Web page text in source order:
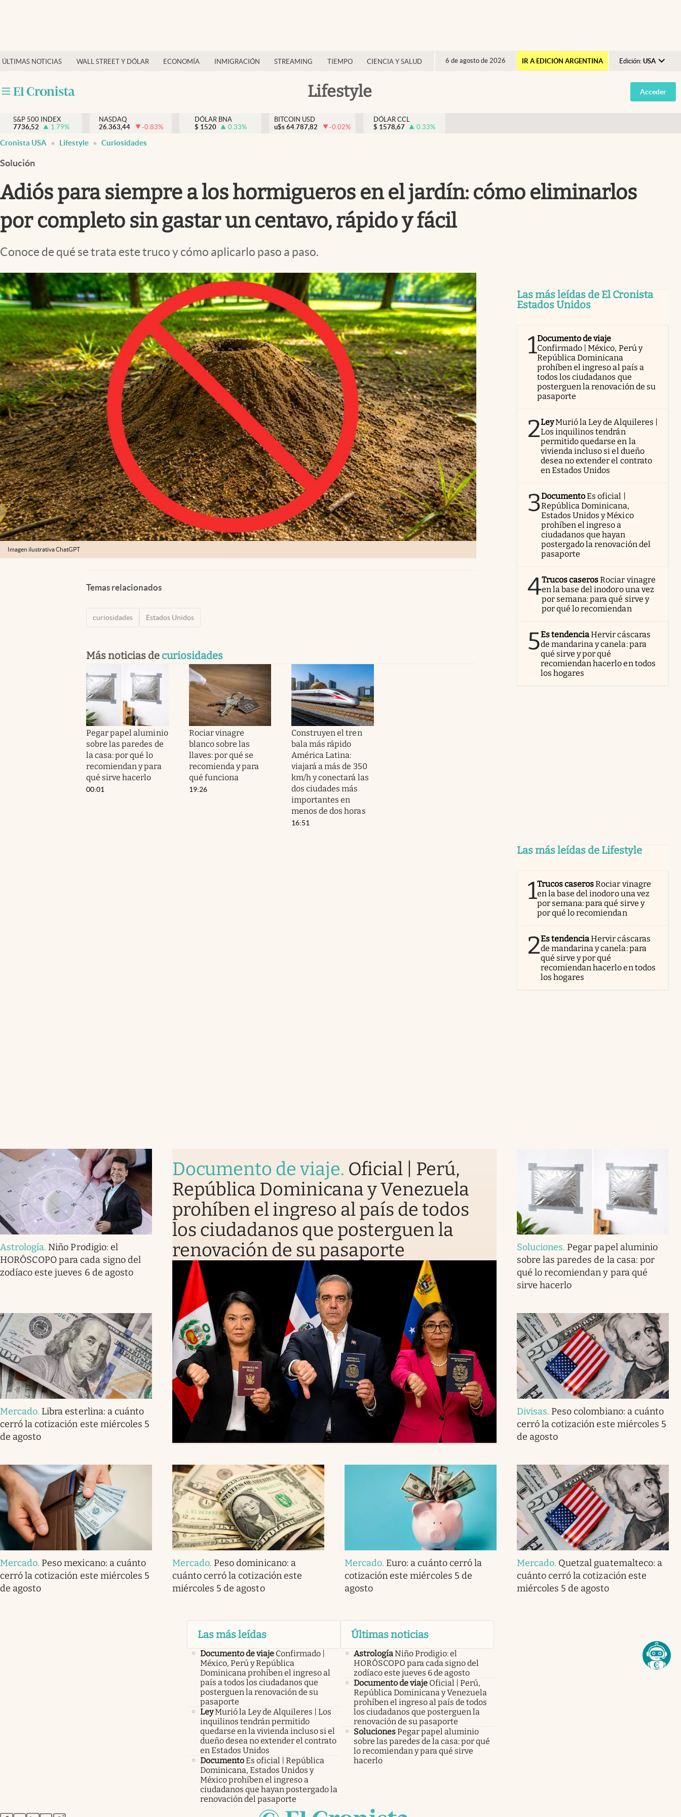
ÚLTIMAS NOTICIAS WALL STREET Y DÓLAR ECONOMÍA INMIGRACIÓN STREAMING TIEMPO CIENCIA Y SALUD 6 de agosto de 2026 IR A EDICIÓN ARGENTINA Edición: USA
Argentina
España
Lifestyle
Finanzas y economía
Inmigración
Trending
Streaming
Lifestyle
Acceder
S&P 500 INDEX
7736,52
1.79%
NASDAQ
26.363,44
-0.83%
DÓLAR BNA
$ 1520 0.33%
BITCOIN USD
u$s 64.787,82 -0.02%
DÓLAR CCL
$ 1578,67 0.33%
Cronista USA Lifestyle Curiosidades
Solución
Adiós para siempre a los hormigueros en el jardín: cómo eliminarlos
por completo sin gastar un centavo, rápido y fácil
Conoce de qué se trata este truco y cómo aplicarlo paso a paso.
Imagen ilustrativa ChatGPT
Temas relacionados
curiosidades Estados Unidos
Más noticias de curiosidades
Pegar papel aluminio
sobre las paredes de
la casa: por qué lo
recomiendan y para
qué sirve hacerlo
00:01
Rociar vinagre
blanco sobre las
llaves: por qué se
recomienda y para
qué funciona
19:26
Construyen el tren
bala más rápido
América Latina:
viajará a más de 350
km/h y conectará las
dos ciudades más
importantes en
menos de dos horas
16:51
Las más leídas de El Cronista
Estados Unidos
1Documento de viaje
Confirmado | México, Perú y
República Dominicana
prohíben el ingreso al país a
todos los ciudadanos que
posterguen la renovación de su
pasaporte
2LeyMurió la Ley de Alquileres |
Los inquilinos tendrán
permitido quedarse en la
vivienda incluso si el dueño
desea no extender el contrato
en Estados Unidos
3DocumentoEs oficial |
República Dominicana,
Estados Unidos y México
prohíben el ingreso a
ciudadanos que hayan
postergado la renovación del
pasaporte
4Trucos caserosRociar vinagre
en la base del inodoro una vez
por semana: para qué sirve y
por qué lo recomiendan
5Es tendenciaHervir cáscaras
de mandarina y canela: para
qué sirve y por qué
recomiendan hacerlo en todos
los hogares
Las más leídas de Lifestyle
1Trucos caserosRociar vinagre
en la base del inodoro una vez
por semana: para qué sirve y
por qué lo recomiendan
2Es tendenciaHervir cáscaras
de mandarina y canela: para
qué sirve y por qué
recomiendan hacerlo en todos
los hogares
Astrología. Niño Prodigio: el
HORÓSCOPO para cada signo del
zodíaco este jueves 6 de agosto
Documento de viaje. Oficial | Perú,
República Dominicana y Venezuela
prohíben el ingreso al país de todos
los ciudadanos que posterguen la
renovación de su pasaporte
Soluciones. Pegar papel aluminio
sobre las paredes de la casa: por
qué lo recomiendan y para qué
sirve hacerlo
Mercado. Libra esterlina: a cuánto
cerró la cotización este miércoles 5
de agosto
Divisas. Peso colombiano: a cuánto
cerró la cotización este miércoles 5
de agosto
Mercado. Peso mexicano: a cuánto
cerró la cotización este miércoles 5
de agosto
Mercado. Peso dominicano: a
cuánto cerró la cotización este
miércoles 5 de agosto
Mercado. Euro: a cuánto cerró la
cotización este miércoles 5 de
agosto
Mercado. Quetzal guatemalteco: a
cuánto cerró la cotización este
miércoles 5 de agosto
Las más leídas
Documento de viaje Confirmado |
México, Perú y República
Dominicana prohíben el ingreso al
país a todos los ciudadanos que
posterguen la renovación de su
pasaporte
LeyMurió la Ley de Alquileres | Los
inquilinos tendrán permitido
quedarse en la vivienda incluso si el
dueño desea no extender el contrato
en Estados Unidos
DocumentoEs oficial | República
Dominicana, Estados Unidos y
México prohíben el ingreso a
ciudadanos que hayan postergado la
renovación del pasaporte
Últimas noticias
AstrologíaNiño Prodigio: el
HORÓSCOPO para cada signo del
zodíaco este jueves 6 de agosto
Documento de viaje Oficial | Perú,
República Dominicana y Venezuela
prohíben el ingreso al país de todos
los ciudadanos que posterguen la
renovación de su pasaporte
SolucionesPegar papel aluminio
sobre las paredes de la casa: por qué
lo recomiendan y para qué sirve
hacerlo